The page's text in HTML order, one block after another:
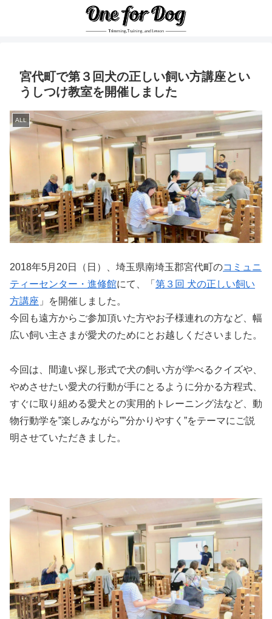
宮代町で第３回犬の正しい飼い方講座とい
うしつけ教室を開催しました
ALL
2018年5月20日（日）、埼玉県南埼玉郡宮代町のコミュニ
ティーセンター・進修館にて、「 第３回 犬の正しい飼い
方講座 」を開催しました。
今回も遠方からご参加頂いた方やお子様連れの方など、幅
広い飼い主さまが愛犬のためにとお越しくださいました。
今回は、間違い探し形式で犬の飼い方が学べるクイズや、
やめさせたい愛犬の行動が手にとるように分かる方程式、
すぐに取り組める愛犬との実用的トレーニング法など、動
物行動学を”楽しみながら””分かりやすく”をテーマにご説
明させていただきました。